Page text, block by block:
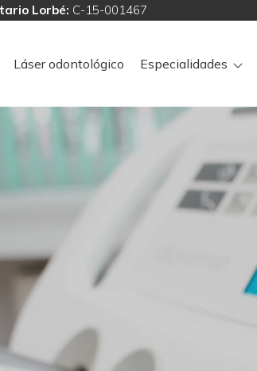
Lorbé: C-15-001467
Láser odontológico Especialidades